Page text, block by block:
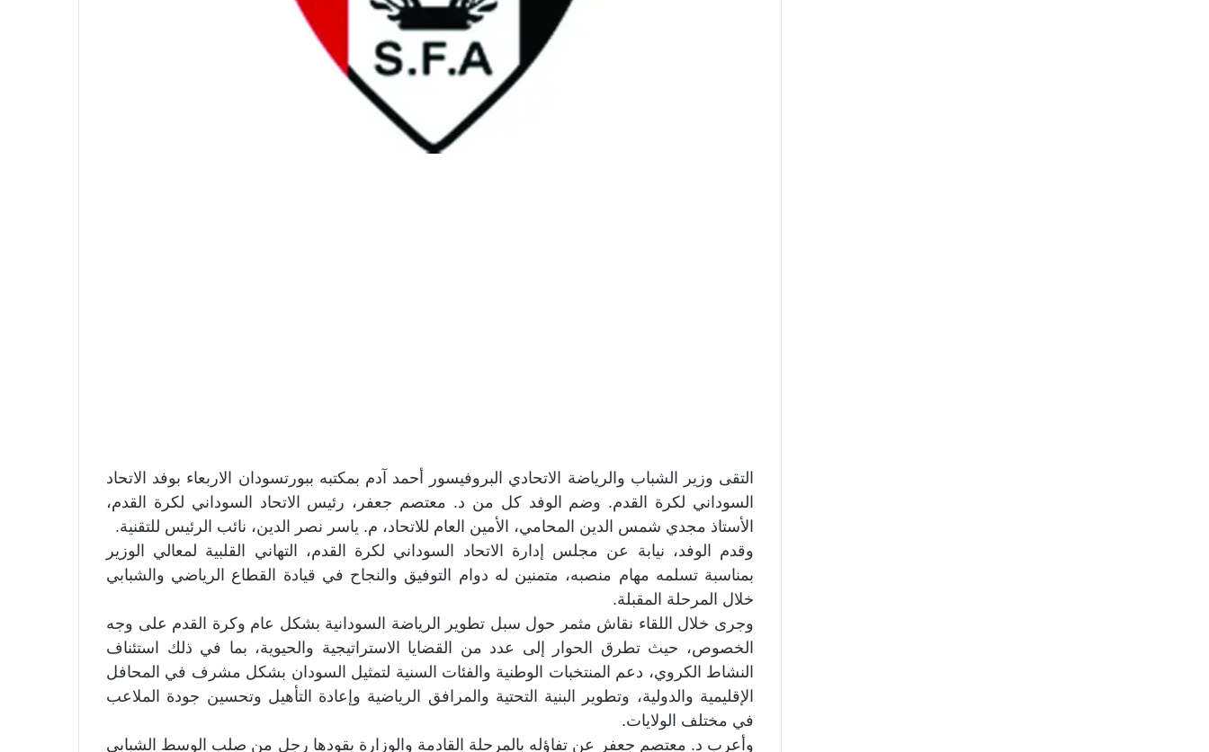
التقى وزير الشباب والرياضة الاتحادي البروفيسور أحمد آدم بمكتبه ببورتسودان الاربعاء بوفد الاتحاد
السوداني لكرة القدم. وضم الوفد كل من د. معتصم جعفر، رئيس الاتحاد السوداني لكرة القدم،
الأستاذ مجدي شمس الدين المحامي، الأمين العام للاتحاد، م. ياسر نصر الدين، نائب الرئيس للتقنية.
وقدم الوفد، نيابة عن مجلس إدارة الاتحاد السوداني لكرة القدم، التهاني القلبية لمعالي الوزير
بمناسبة تسلمه مهام منصبه، متمنين له دوام التوفيق والنجاح في قيادة القطاع الرياضي والشبابي
خلال المرحلة المقبلة.
وجرى خلال اللقاء نقاش مثمر حول سبل تطوير الرياضة السودانية بشكل عام وكرة القدم على وجه
الخصوص، حيث تطرق الحوار إلى عدد من القضايا الاستراتيجية والحيوية، بما في ذلك استئناف
النشاط الكروي، دعم المنتخبات الوطنية والفئات السنية لتمثيل السودان بشكل مشرف في المحافل
الإقليمية والدولية، وتطوير البنية التحتية والمرافق الرياضية وإعادة التأهيل وتحسين جودة الملاعب
في مختلف الولايات.
وأعرب د. معتصم جعفر عن تفاؤله بالمرحلة القادمة والوزارة يقودها رجل من صلب الوسط الشبابي